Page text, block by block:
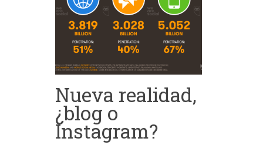
Nueva realidad,
¿blog o
Instagram?